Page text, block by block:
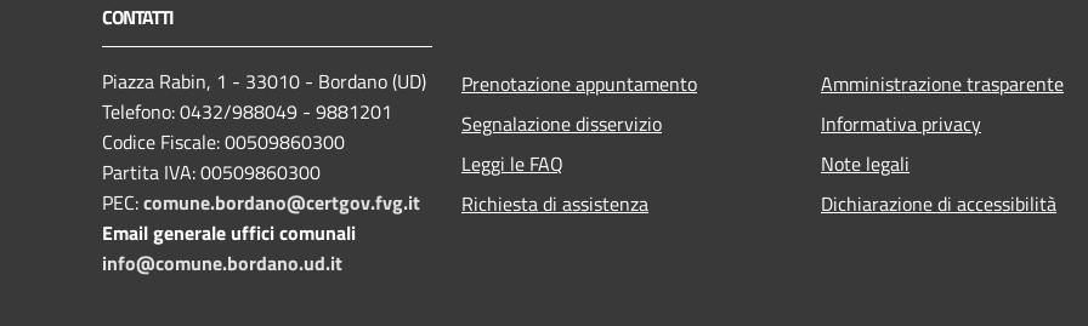
CONTATTI
Piazza Rabin, 1 - 33010 - Bordano (UD)
Telefono: 0432/988049 - 9881201
Codice Fiscale: 00509860300
Partita IVA: 00509860300
PEC:comune.bordano@certgov.fvg.it
Email generale uffici comunali
info@comune.bordano.ud.it
Prenotazione appuntamento
Segnalazione disservizio
Leggi le FAQ
Richiesta di assistenza
Amministrazione trasparente
Informativa privacy
Note legali
Dichiarazione di accessibilità